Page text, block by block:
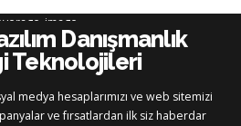
Danışmanlık
Teknolojileri
medya hesaplarımızı ve web sitemizi
ve fırsatlardan ilk siz haberdar